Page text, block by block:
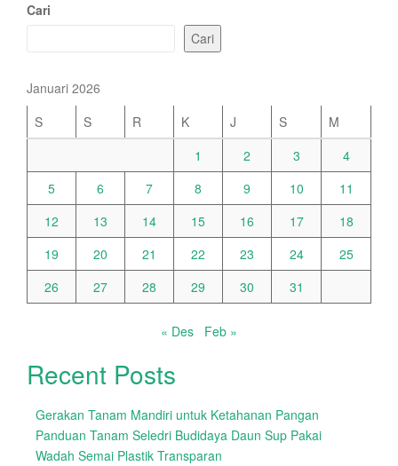
Cari
Cari
Januari 2026
S
S R K J S
M
1
2 3
4
5
6 7 8 9 10
11
12
13 14 15 16 17
18
19
20 21 22 23 24
25
26
27 28 29 30 31
« Des Feb »
Recent Posts
Gerakan Tanam Mandiri untuk Ketahanan Pangan
Panduan Tanam Seledri Budidaya Daun Sup Pakai
Wadah Semai Plastik Transparan